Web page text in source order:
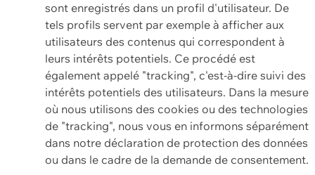
sont enregistrés dans un profil d'utilisateur. De
tels profils servent par exemple à afficher aux
utilisateurs des contenus qui correspondent à
leurs intérêts potentiels. Ce procédé est
également appelé "tracking", c'est-à-dire suivi des
intérêts potentiels des utilisateurs. Dans la mesure
où nous utilisons des cookies ou des technologies
de "tracking", nous vous en informons séparément
dans notre déclaration de protection des données
ou dans le cadre de la demande de consentement.